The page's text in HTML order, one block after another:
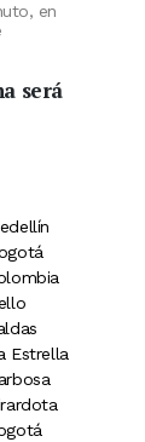
en
será
Estrella